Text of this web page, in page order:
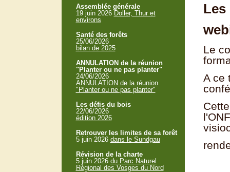
Le
A ce
Assemblée générale
19 juin 2026 Doller, Thur et
environs
Santé des forêts
25/06/2026
bilan de 2025
ANNULATION de la réunion
"Planter ou ne pas planter"
24/06/2026
ANNULATION de la réunion
"Planter ou ne pas planter"
Les défis du bois
22/06/2026
édition 2026
Retrouver les limites de sa forêt
5 juin 2026 dans le Sundgau
Révision de la charte
5 juin 2026 du Parc Naturel
Régional des Vosges du Nord